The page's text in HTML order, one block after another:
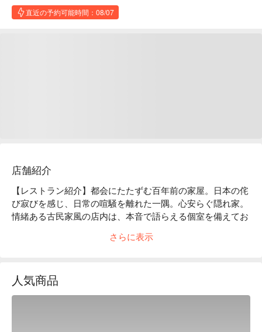
直近の予約可能時間：08/07
店舗紹介
【レストラン紹介】都会にたたずむ百年前の家屋。日本の侘
び寂びを感じ、日常の喧騒を離れた一隅。心安らぐ隠れ家。
情緒ある古民家風の店内は、本音で語らえる個室を備えてお
た雰囲気は、私たちのお客様へ対するおもてなしの心と、た
くさんの職人達の手によって作られます。「日常の中の美」
さらに表示
人気商品